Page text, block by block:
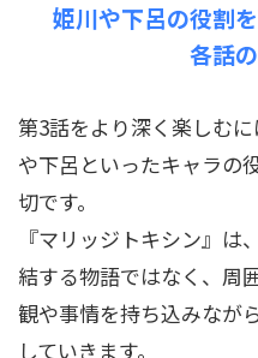
姫川や下呂の役割
各話
第3話をより深く楽しむ
や下呂といったキャラの
切です。
『マリッジトキシン』
結する物語ではなく、周
観や事情を持ち込みなが
していきます。